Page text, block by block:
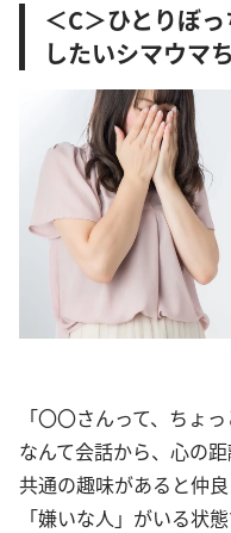
＜C＞ひとりぼ
したいシマウマ
「〇〇さんって、ちょ
なんて会話から、心の
共通の趣味があると仲
「嫌いな人」がいる状